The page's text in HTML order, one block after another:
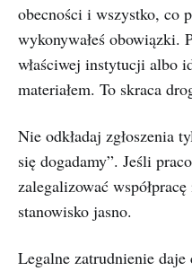
obecności i wszystko, co
wykonywałeś obowiązki.
właściwej instytucji albo
materiałem. To skraca
Nie odkładaj zgłoszenia
się dogadamy”. Jeśli
zalegalizować
stanowisko jasno.
Legalne zatrudnienie